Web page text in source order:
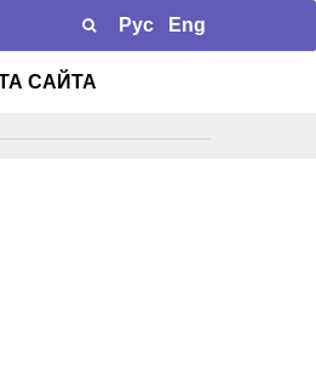
Рус Eng
САЙТА